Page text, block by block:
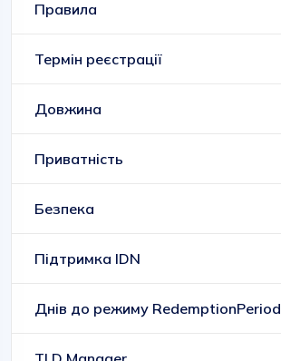
Правила
Термін реєстрації
Довжина
Приватність
Безпека
Підтримка IDN
Днів до режиму RedemptionPeriod